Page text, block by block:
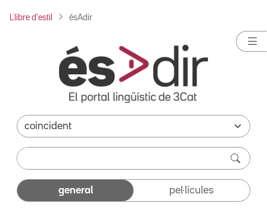
Llibre d'estil ésAdir
general pel·lícules